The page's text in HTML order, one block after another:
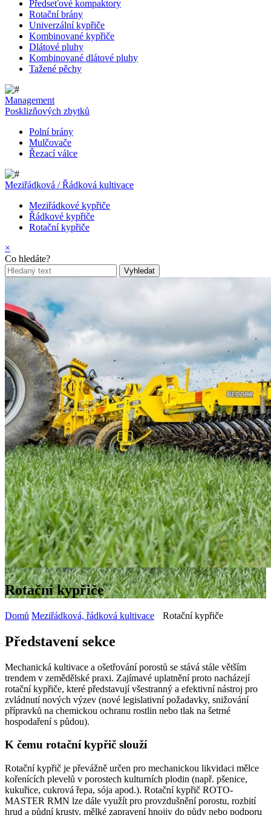
Předseťové kompaktory
Rotační brány
Univerzální kypřiče
Kombinované kypřiče
Dlátové pluhy
Kombinované dlátové pluhy
Tažené pěchy
Management
Posklizňových zbytků
Polní brány
Mulčovače
Řezací válce
Meziřádková / Řádková kultivace
Meziřádkové kypřiče
Řádkové kypřiče
Rotační kypřiče
×
Co hledáte?
Rotační kypřiče
Domů Meziřádková, řádková kultivace Rotační kypřiče
Představení sekce
Mechanická kultivace a ošetřování porostů se stává stále větším
trendem v zemědělské praxi. Zajímavé uplatnění proto nacházejí
rotační kypřiče, které představují všestranný a efektivní nástroj pro
zvládnutí nových výzev (nové legislativní požadavky, snižování
přípravků na chemickou ochranu rostlin nebo tlak na šetrné
hospodaření s půdou).
K čemu rotační kypřič slouží
Rotační kypřič je převážně určen pro mechanickou likvidaci mělce
kořenících plevelů v porostech kulturních plodin (např. pšenice,
kukuřice, cukrová řepa, sója apod.). Rotační kypřič ROTO-
MASTER RMN lze dále využít pro provzdušnění porostu, rozbití
hrud a půdní krusty, mělké zapravení hnojiv do půdy nebo podporu